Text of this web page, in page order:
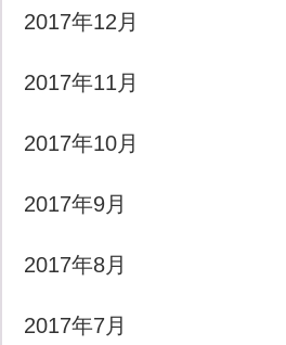
2017年12月
2017年11月
2017年10月
2017年9月
2017年8月
2017年7月